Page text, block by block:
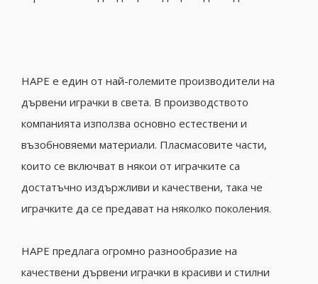
HAPE е един от най-големите производители на
дървени играчки в света. В производството
компанията използва основно естествени и
възобновяеми материали. Пласмасовите части,
които се включват в някои от играчките са
достатъчно издържливи и качествени, така че
играчките да се предават на няколко поколения.
HAPE предлага огромно разнообразие на
качествени дървени играчки в красиви и стилни